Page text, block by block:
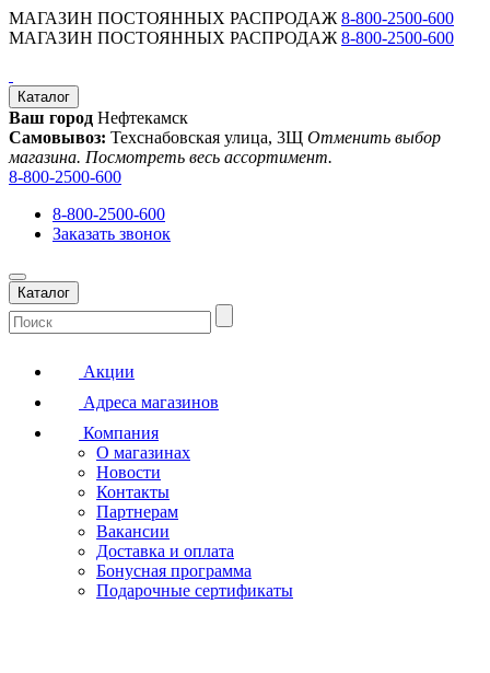
МАГАЗИН ПОСТОЯННЫХ РАСПРОДАЖ 8-800-2500-600
МАГАЗИН ПОСТОЯННЫХ РАСПРОДАЖ 8-800-2500-600
Каталог
Ваш город Нефтекамск
Самовывоз: Техснабовская улица, 3Щ Отменить выбор
магазина. Посмотреть весь ассортимент.
8-800-2500-600
8-800-2500-600
Заказать звонок
Каталог
Акции
Адреса магазинов
Компания
О магазинах
Новости
Контакты
Партнерам
Вакансии
Доставка и оплата
Бонусная программа
Подарочные сертификаты